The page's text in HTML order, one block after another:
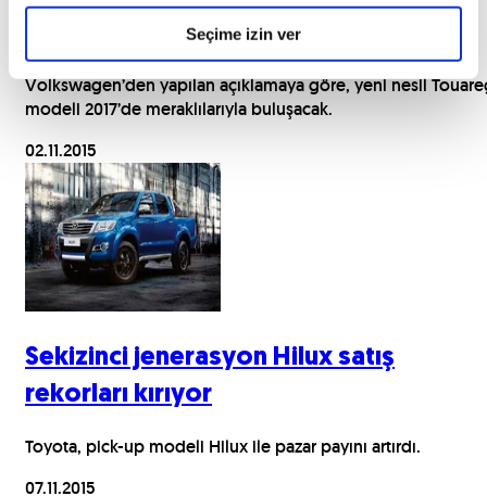
Seçime izin ver
Yeni Touareg beklemede
Volkswagen’den yapılan açıklamaya göre, yeni nesil
modeli 2017’de meraklılarıyla buluşacak.
02.11.2015
Sekizinci jenerasyon Hilux satış
rekorları kırıyor
Toyota, pick-up modeli Hilux ile pazar payını artırdı.
07.11.2015